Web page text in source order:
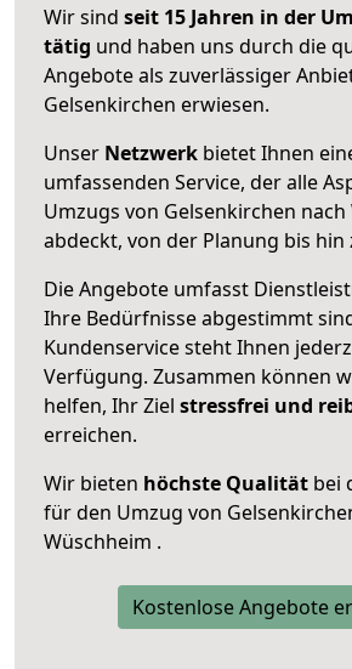
Wir sind seit 15 Jahren in der
tätig und haben uns durch die
Angebote als zuverlässiger
Gelsenkirchen erwiesen.
Unser Netzwerk bietet Ihnen
umfassenden Service, der alle
Umzugs von Gelsenkirchen
abdeckt, von der Planung bis
Die Angebote umfasst
Ihre Bedürfnisse abgestimmt
Kundenservice steht Ihnen
Verfügung. Zusammen können
helfen, Ihr Ziel stressfrei und
erreichen.
Wir bieten höchste Qualität bei
für den Umzug von
Wüschheim .
Kostenlose Angebote